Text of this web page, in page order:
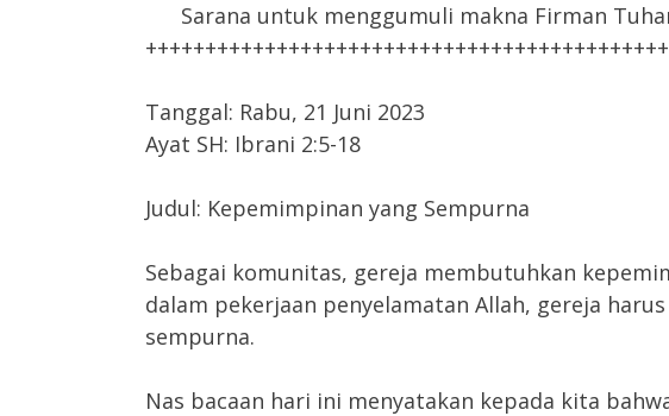
Sarana untuk menggumuli makna Firman
Tanggal: Rabu, 21 Juni 2023
Ayat SH: Ibrani 2:5-18
Judul: Kepemimpinan yang Sempurna
Sebagai komunitas, gereja membutuhkan
dalam pekerjaan penyelamatan Allah, gereja
sempurna.
Nas bacaan hari ini menyatakan kepada kita